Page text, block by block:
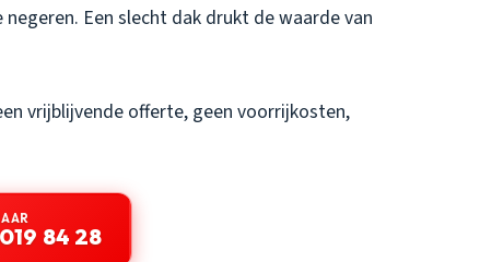
Een slecht dak drukt de waarde van
vrijblijvende offerte, geen voorrijkosten,
84 28